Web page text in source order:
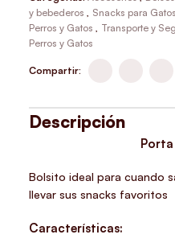
y bebederos
Snacks para Gatos
Perros y Gatos
Transporte y
Perros y Gatos
Compartir:
Descripción
Bolsito ideal para cuando
llevar sus snacks favoritos
Características: